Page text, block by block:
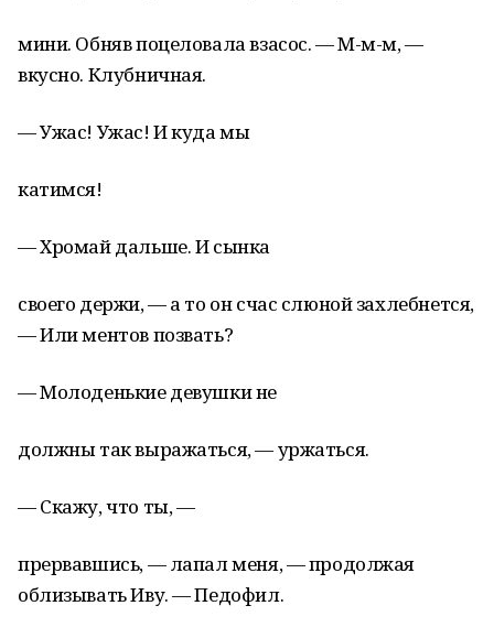
мини. Обняв поцеловала взасос. — М-м-м, —
вкусно. Клубничная.
— Ужас! Ужас! И куда мы
катимся!
— Хромай дальше. И сынка
своего держи, — а то он счас слюной захлебнется,
— Или ментов позвать?
— Молоденькие девушки не
должны так выражаться, — уржаться.
— Скажу, что ты, —
прервавшись, — лапал меня, — продолжая
облизывать Иву. — Педофил.